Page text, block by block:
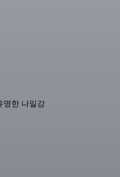
명한 나일강